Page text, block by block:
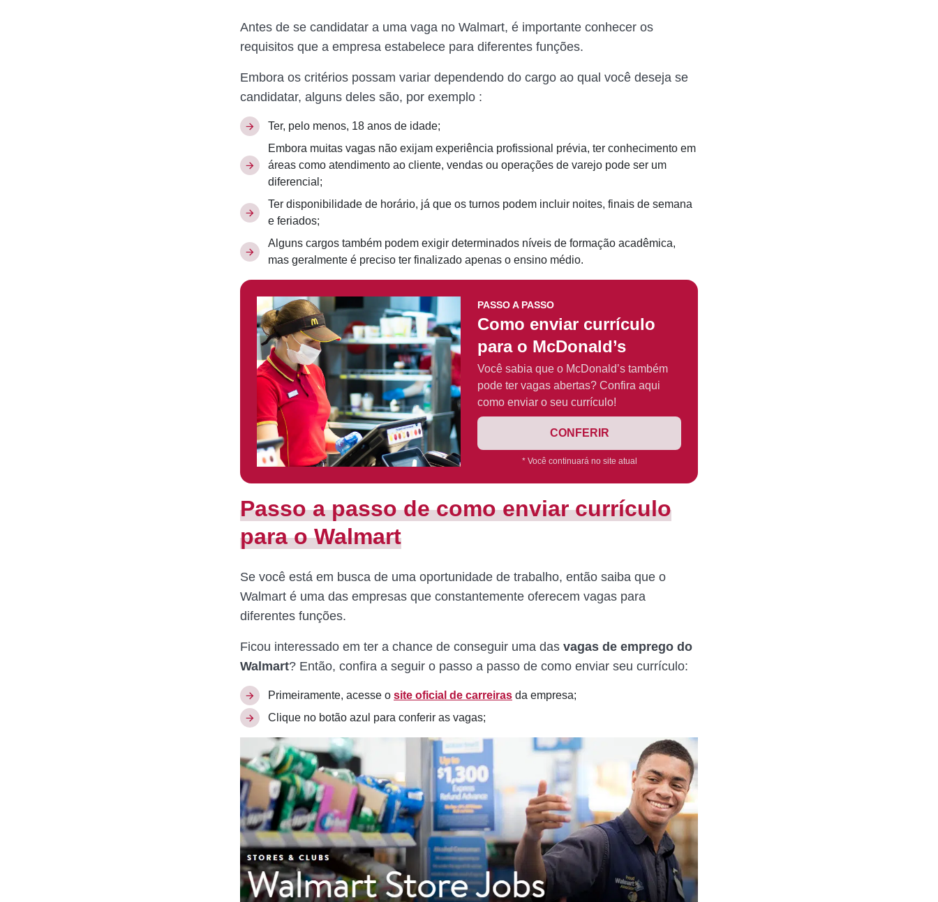
Antes de se candidatar a uma vaga no Walmart, é importante conhecer os
requisitos que a empresa estabelece para diferentes funções.
Embora os critérios possam variar dependendo do cargo ao qual você deseja se
candidatar, alguns deles são, por exemplo :
Ter, pelo menos, 18 anos de idade;
Embora muitas vagas não exijam experiência profissional prévia, ter conhecimento em
áreas como atendimento ao cliente, vendas ou operações de varejo pode ser um
diferencial;
Ter disponibilidade de horário, já que os turnos podem incluir noites, finais de semana
e feriados;
Alguns cargos também podem exigir determinados níveis de formação acadêmica,
mas geralmente é preciso ter finalizado apenas o ensino médio.
PASSO A PASSO
Como enviar currículo
para o McDonald’s
Você sabia que o McDonald’s também
pode ter vagas abertas? Confira aqui
como enviar o seu currículo!
CONFERIR
* Você continuará no site atual
Passo a passo de como enviar currículo
para o Walmart
Se você está em busca de uma oportunidade de trabalho, então saiba que o
Walmart é uma das empresas que constantemente oferecem vagas para
diferentes funções.
Ficou interessado em ter a chance de conseguir uma das vagas de emprego do
Walmart? Então, confira a seguir o passo a passo de como enviar seu currículo:
Primeiramente, acesse o site oficial de carreiras da empresa;
Clique no botão azul para conferir as vagas;